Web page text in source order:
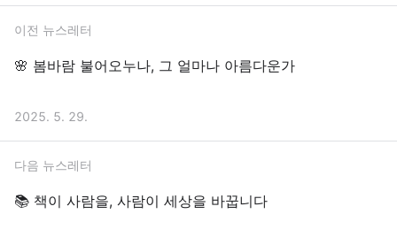
이전 뉴스레터
🌸 봄바람 불어오누나, 그 얼마나 아름다운가
2025. 5. 29.
다음 뉴스레터
📚 책이 사람을, 사람이 세상을 바꿉니다